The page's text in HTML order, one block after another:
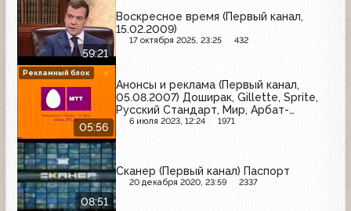
59:21
Воскресное время (Первый канал,
15.02.2009)
17 октября 2025, 23:25 432
05:56
Анонсы и реклама (Первый канал,
05.08.2007) Доширак, Gillette, Sprite,
Русский Стандарт, Мир, Арбат-
Престиж, Kaffa Elgresso, GE Money
6 июля 2023, 12:24 1971
Рекламный блок
08:51
Сканер (Первый канал) Паспорт
20 декабря 2020, 23:59 2337